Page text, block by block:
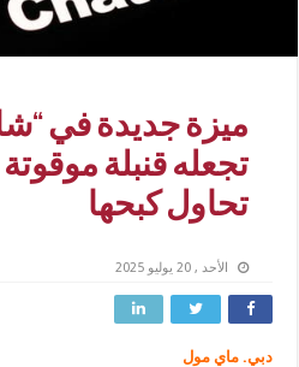
ميزة جديدة في
تحاول كبحها
الأحد , 20 يوليو 2025
دبي. ماي مول